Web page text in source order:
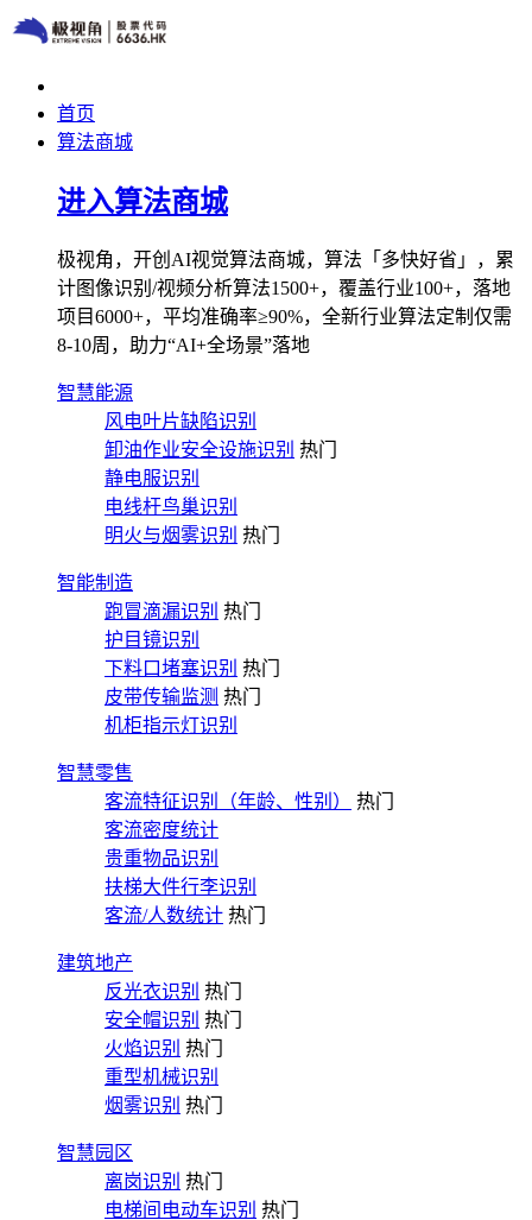
首页
算法商城
进入算法商城
极视角，开创AI视觉算法商城，算法「多快好省」，累
计图像识别/视频分析算法1500+，覆盖行业100+，落地
项目6000+，平均准确率≥90%，全新行业算法定制仅需
8-10周，助力“AI+全场景”落地
智慧能源
风电叶片缺陷识别
卸油作业安全设施识别 热门
静电服识别
电线杆鸟巢识别
明火与烟雾识别 热门
智能制造
跑冒滴漏识别 热门
护目镜识别
下料口堵塞识别 热门
皮带传输监测 热门
机柜指示灯识别
智慧零售
客流特征识别（年龄、性别）
热门
客流密度统计
贵重物品识别
扶梯大件行李识别
客流/人数统计 热门
建筑地产
反光衣识别 热门
安全帽识别 热门
火焰识别 热门
重型机械识别
烟雾识别 热门
智慧园区
离岗识别 热门
电梯间电动车识别 热门